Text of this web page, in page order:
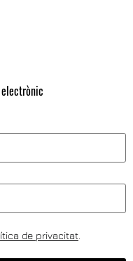
de privacitat